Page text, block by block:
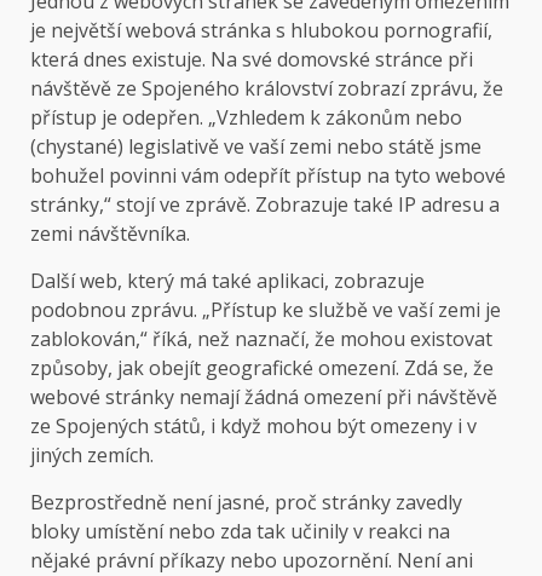
je největší webová stránka s hlubokou pornografií,
která dnes existuje. Na své domovské stránce při
návštěvě ze Spojeného království zobrazí zprávu, že
přístup je odepřen. „Vzhledem k zákonům nebo
(chystané) legislativě ve vaší zemi nebo státě jsme
bohužel povinni vám odepřít přístup na tyto webové
stránky,“ stojí ve zprávě. Zobrazuje také IP adresu a
zemi návštěvníka.
Další web, který má také aplikaci, zobrazuje
podobnou zprávu. „Přístup ke službě ve vaší zemi je
zablokován,“ říká, než naznačí, že mohou existovat
způsoby, jak obejít geografické omezení. Zdá se, že
webové stránky nemají žádná omezení při návštěvě
ze Spojených států, i když mohou být omezeny i v
jiných zemích.
Bezprostředně není jasné, proč stránky zavedly
bloky umístění nebo zda tak učinily v reakci na
nějaké právní příkazy nebo upozornění. Není ani